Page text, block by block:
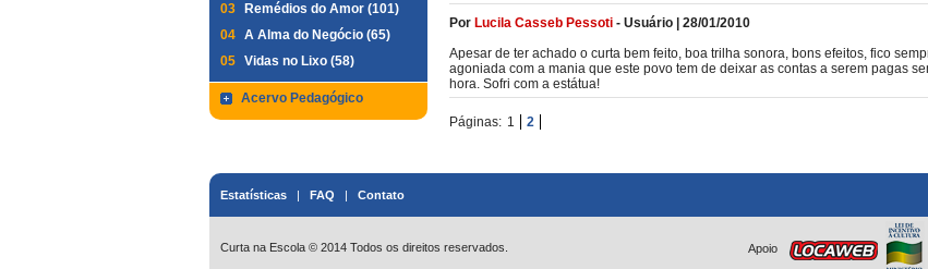
03
Remédios do Amor (101)
04 A Alma do Negócio (65)
05 Vidas no Lixo (58)
Acervo Pedagógico
Por Lucila Casseb Pessoti - Usuário
28/01/2010
Apesar de ter achado o curta bem feito, boa trilha sonora, bons efeitos, fico
agoniada com a mania que este povo tem de deixar as contas a serem pagas
hora. Sofri com a estátua!
Páginas: 1 2
Estatísticas | FAQ | Contato
Curta na Escola © 2014 Todos os direitos reservados. Apoio